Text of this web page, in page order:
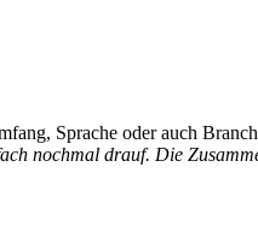
Sprache oder auch
nochmal drauf. Die